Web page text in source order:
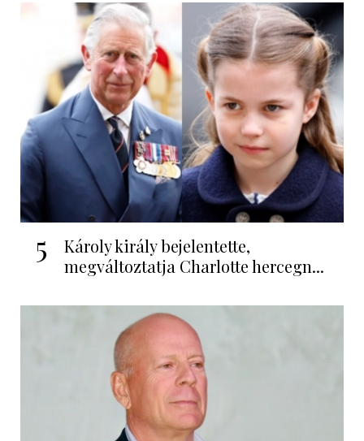
5
Károly király bejelentette,
megváltoztatja Charlotte hercegn...